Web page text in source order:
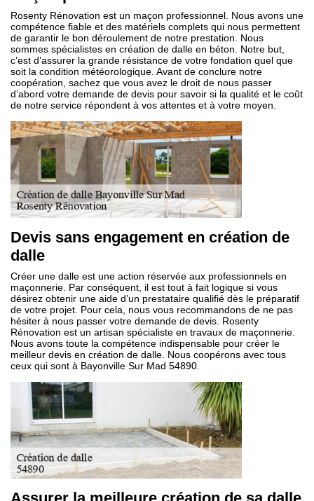
Rosenty Rénovation est un maçon professionnel. Nous avons une
compétence fiable et des matériels complets qui nous permettent
de garantir le bon déroulement de notre prestation. Nous
sommes spécialistes en création de dalle en béton. Notre but,
c’est d’assurer la grande résistance de votre fondation quel que
soit la condition météorologique. Avant de conclure notre
coopération, sachez que vous avez le droit de nous passer
d’abord votre demande de devis pour savoir si la qualité et le coût
de notre service répondent à vos attentes et à votre moyen.
Devis sans engagement en création de
dalle
Créer une dalle est une action réservée aux professionnels en
maçonnerie. Par conséquent, il est tout à fait logique si vous
désirez obtenir une aide d’un prestataire qualifié dès le préparatif
de votre projet. Pour cela, nous vous recommandons de ne pas
hésiter à nous passer votre demande de devis. Rosenty
Rénovation est un artisan spécialiste en travaux de maçonnerie.
Nous avons toute la compétence indispensable pour créer le
meilleur devis en création de dalle. Nous coopérons avec tous
ceux qui sont à Bayonville Sur Mad 54890.